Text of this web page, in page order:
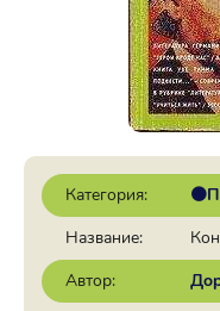
Категория:
Название:
Автор: